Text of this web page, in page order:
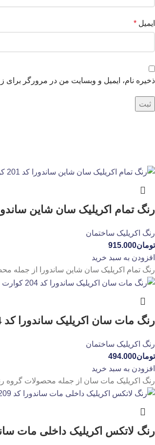
ایمیل *
ذخیره نام، ایمیل و وبسایت من در مرورگر برای
رنگ تمام اکریلیک سان شاین ساندورا کد
رنگ اکریلیک ساختمان
تومان915.000
افزودن به سبد خرید
رنگ تمام اکریلیک سان شاین ساندورا از جمله
رنگ مات سان اکریلیک ساندورا کد 204 کوارت
رنگ اکریلیک ساختمان
تومان494.000
افزودن به سبد خرید
رنگ اکریلیک مات سان از جمله محصولات
رنگ لاتکس اکریلیک داخلی مات ساندورا